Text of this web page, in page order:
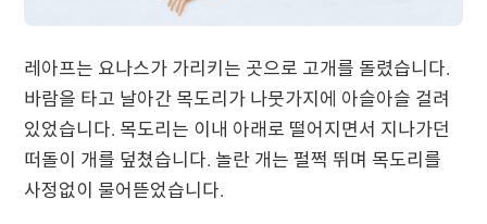
레아프는 요나스가 가리키는 곳으로 고개를 돌렸습니다.
바람을 타고 날아간 목도리가 나뭇가지에 아슬아슬 걸려
있었습니다. 목도리는 이내 아래로 떨어지면서 지나가던
떠돌이 개를 덮쳤습니다. 놀란 개는 펄쩍 뛰며 목도리를
사정없이 물어뜯었습니다.